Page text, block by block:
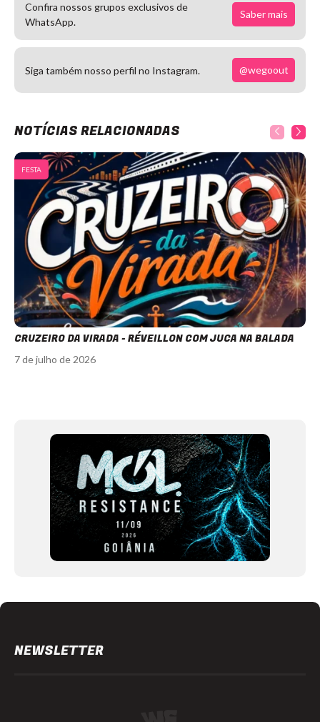
Confira nossos grupos exclusivos de
WhatsApp.
Saber mais
Siga também nosso perfil no Instagram. @wegoout
NOTÍCIAS RELACIONADAS
FESTA
CRUZEIRO DA VIRADA - RÉVEILLON COM JUCA NA BALADA
7 de julho de 2026
NEWSLETTER